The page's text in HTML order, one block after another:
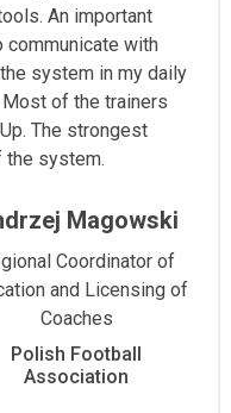
An important
with
system in my daily
of the trainers
The strongest
the system.
Magowski
Coordinator of
and Licensing of
Coaches
Polish Football
Association